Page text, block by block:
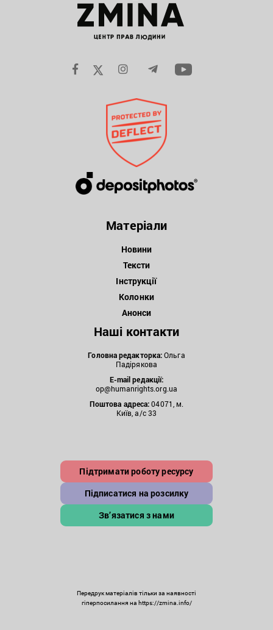
Матеріали
Новини
Тексти
Інструкції
Колонки
Анонси
Наші контакти
Головна редакторка:Ольга
Падірякова
E-mail редакції:
op@humanrights.org.ua
Поштова адреса:04071, м.
Київ, а/с 33
Підтримати роботу ресурсу
Підписатися на розсилку
Зв’язатися з нами
Передрук матеріалів тільки за наявності
гіперпосилання на https://zmina.info/